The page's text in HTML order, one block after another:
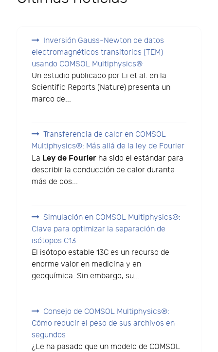
Inversión Gauss-Newton de datos
electromagnéticos transitorios (TEM)
usando COMSOL Multiphysics®
Un estudio publicado por Li et al. en la
Scientific Reports (Nature) presenta un
marco de...
Transferencia de calor en COMSOL
Multiphysics®: Más allá de la ley de Fourier
La Ley de Fourier ha sido el estándar para
describir la conducción de calor durante
más de dos...
Simulación en COMSOL Multiphysics®:
Clave para optimizar la separación de
isótopos C13
El isótopo estable 13C es un recurso de
enorme valor en medicina y en
geoquímica. Sin embargo, su...
Consejo de COMSOL Multiphysics®:
Cómo reducir el peso de sus archivos en
segundos
¿Le ha pasado que un modelo de COMSOL